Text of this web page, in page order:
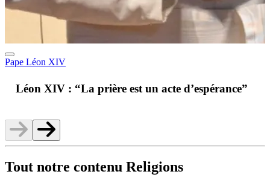
Pape Léon XIV
Léon XIV : “La prière est un acte d’espérance”
Tout notre contenu Religions